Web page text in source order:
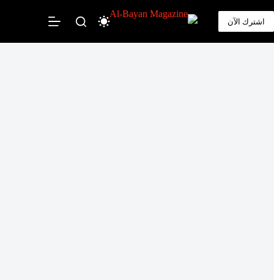
إلى
المحتوى
اشترك الآن